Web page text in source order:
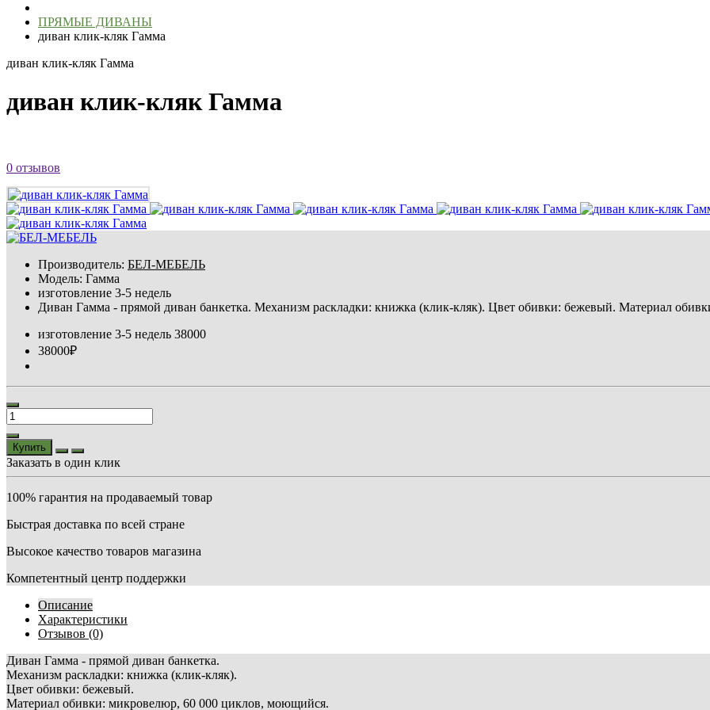
ПРЯМЫЕ ДИВАНЫ
диван клик-кляк Гамма
диван клик-кляк Гамма
диван клик-кляк Гамма
0 отзывов
Производитель: БЕЛ-МЕБЕЛЬ
Модель: Гамма
изготовление 3-5 недель
Диван Гамма - прямой диван банкетка. Механизм раскладки: книжка (клик-кляк). Цвет обивки: бежевый. Материал
изготовление 3-5 недель 38000
38000₽
Купить
Заказать в один клик
100% гарантия на продаваемый товар
Быстрая доставка по всей стране
Высокое качество товаров магазина
Компетентный центр поддержки
Описание
Характеристики
Отзывов (0)
Диван Гамма - прямой диван банкетка.
Механизм раскладки: книжка (клик-кляк).
Цвет обивки: бежевый.
Материал обивки: микровелюр, 60 000 циклов, моющийся.